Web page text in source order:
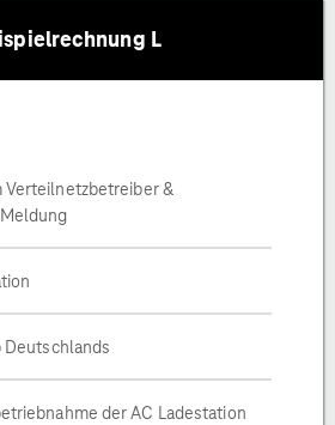
L
Verteilnetzbetreiber &
der AC Ladestation